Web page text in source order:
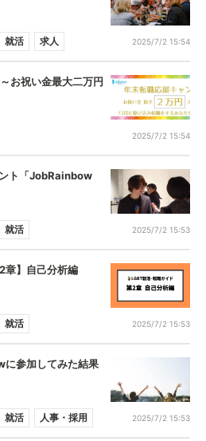
就活 求人 2025/7/2 15:54
お祝い金最大二万円
2025/7/2 15:54
ト「JobRainbow
就活 2025/7/2 15:53
章】自己分析編
就活 2025/7/2 15:53
に参加してみた結果
就活 人事・採用 2025/7/2 15:53